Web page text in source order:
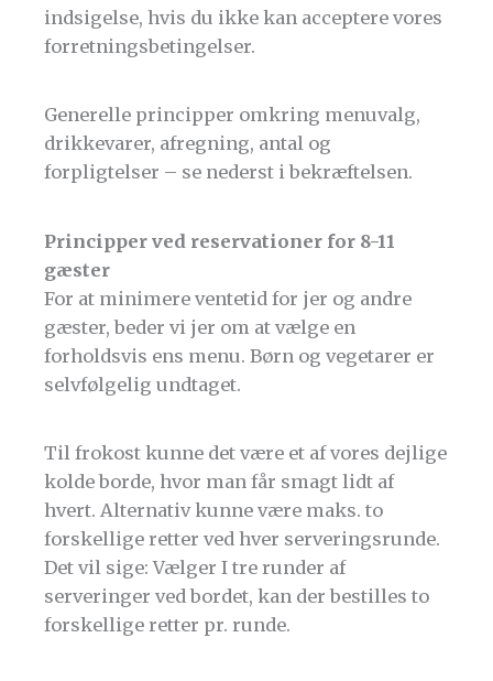
indsigelse, hvis du ikke kan acceptere vores
forretningsbetingelser.
Generelle principper omkring menuvalg,
drikkevarer, afregning, antal og
forpligtelser – se nederst i bekræftelsen.
Principper ved reservationer for 8-11
gæster
For at minimere ventetid for jer og andre
gæster, beder vi jer om at vælge en
forholdsvis ens menu. Børn og vegetarer er
selvfølgelig undtaget.
Til frokost kunne det være et af vores dejlige
kolde borde, hvor man får smagt lidt af
hvert. Alternativ kunne være maks. to
forskellige retter ved hver serveringsrunde.
Det vil sige: Vælger I tre runder af
serveringer ved bordet, kan der bestilles to
forskellige retter pr. runde.